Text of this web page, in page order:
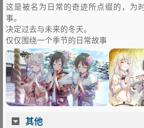
这是被名为日常的奇迹所点缀的，为
事。
决定过去与未来的冬天。
仅仅围绕一个季节的日常故事
其他